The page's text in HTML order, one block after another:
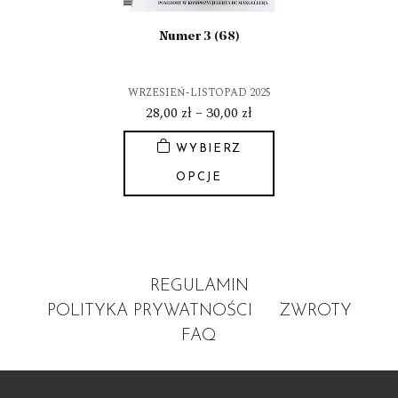
Numer 3 (68)
WRZESIEŃ-LISTOPAD 2025
28,00 zł–30,00 złZakres
cen:
do
WYBIERZ
OPCJE
wariantów.
Opcje
można
na
REGULAMIN
POLITYKA PRYWATNOŚCI
ZWROTY
FAQ